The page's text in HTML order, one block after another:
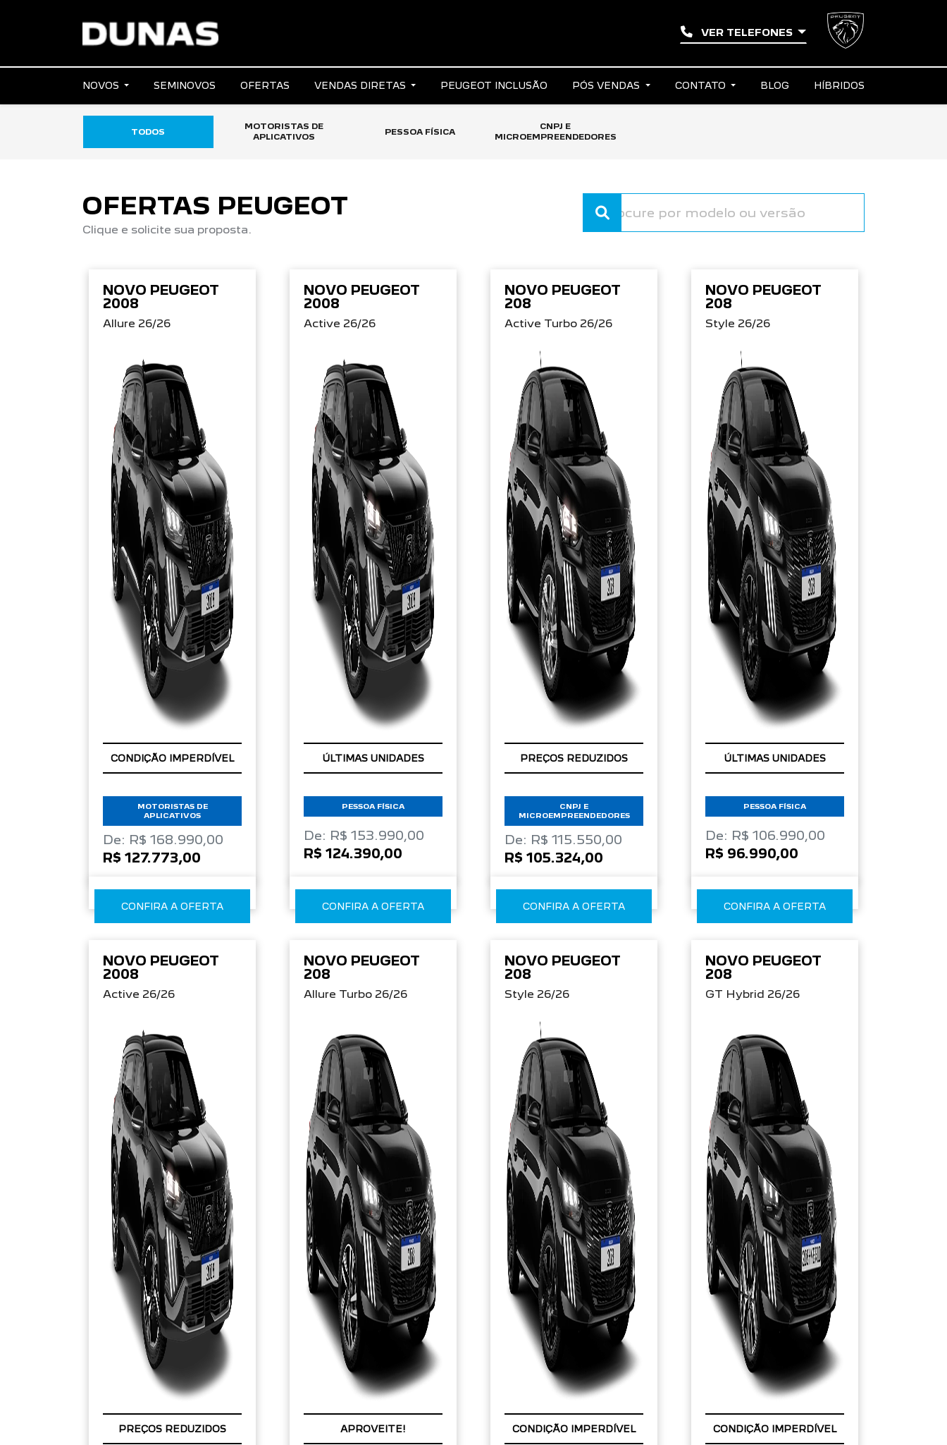
VER TELEFONES
NOVOS SEMINOVOS OFERTAS VENDAS DIRETAS PEUGEOT INCLUSÃO PÓS VENDAS CONTATO BLOG HÍBRIDOS
TODOS
MOTORISTAS DE
APLICATIVOS
PESSOA FÍSICA
CNPJ E
MICROEMPREENDEDORES
OFERTAS PEUGEOT
Clique e solicite sua proposta.
NOVO PEUGEOT
2008
Allure 26/26
CONDIÇÃO IMPERDÍVEL
MOTORISTAS DE
APLICATIVOS
De: R$ 168.990,00
R$ 127.773,00
CONFIRA A OFERTA
NOVO PEUGEOT
2008
Active 26/26
TAXA ZERO
ÚLTIMAS UNIDADES
PESSOA FÍSICA
De: R$ 153.990,00
R$ 124.390,00
CONFIRA A OFERTA
NOVO PEUGEOT
208
Active Turbo 26/26
PREÇOS REDUZIDOS
CNPJ E
MICROEMPREENDEDORES
De: R$ 115.550,00
R$ 105.324,00
CONFIRA A OFERTA
NOVO PEUGEOT
208
Style 26/26
ÚLTIMAS UNIDADES
PESSOA FÍSICA
De: R$ 106.990,00
R$ 96.990,00
CONFIRA A OFERTA
NOVO PEUGEOT
2008
Active 26/26
CONDIÇÃO IMPERDÍVEL
PREÇOS REDUZIDOS
NOVO PEUGEOT
208
Allure Turbo 26/26
APROVEITE!
NOVO PEUGEOT
208
Style 26/26
CONDIÇÃO IMPERDÍVEL
NOVO PEUGEOT
208
GT Hybrid 26/26
CONDIÇÃO IMPERDÍVEL